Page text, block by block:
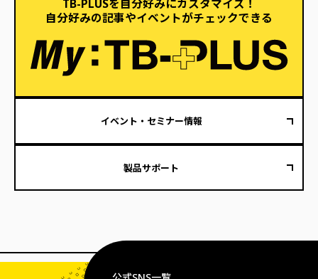
TB-PLUSを自分好みにカスタマイズ！
自分好みの記事やイベントがチェックできる
イベント・セミナー情報
製品サポート